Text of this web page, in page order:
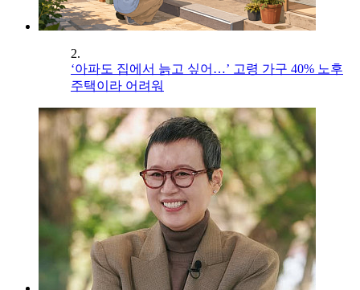
2.
‘아파도 집에서 늙고 싶어…’ 고령 가구 40% 노후
주택이라 어려워